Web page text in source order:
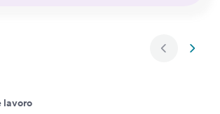
Slide Slide
lavoro